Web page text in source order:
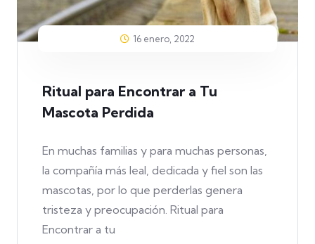
16 enero, 2022
Ritual para Encontrar a Tu
Mascota Perdida
En muchas familias y para muchas personas,
la compañía más leal, dedicada y fiel son las
mascotas, por lo que perderlas genera
tristeza y preocupación. Ritual para
Encontrar a tu